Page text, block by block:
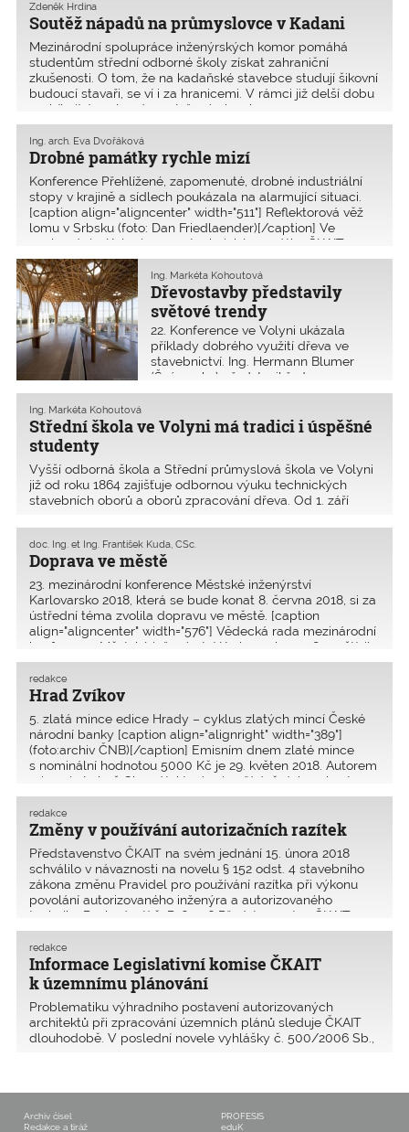
osob) a tři prezentace firem, kterých
se celkem účastnilo 382 osob.
Soutěž nápadů na průmyslovce v Kadani
Zdeněk Hrdina
Mezinárodní spolupráce inženýrských komor pomáhá
studentům střední odborné školy získat zahraniční
zkušenosti. O tom, že na kadaňské stavebce studují šikovní
budoucí stavaři, se ví i za hranicemi. V rámci již delší dobu
probíhající spolupráce s Inženýrskou ko
Drobné památky rychle mizí
Ing. arch. Eva Dvořáková
Konference Přehlížené, zapomenuté, drobné industriální
stopy v krajině a sídlech poukázala na alarmující situaci.
[caption align="aligncenter" width="511"] Reflektorová věž
lomu v Srbsku (foto: Dan Friedlaender)[/caption] Ve
spolupráci s Kolegiem pro technické památky ČKAIT
Dřevostavby představily
světové trendy
Ing. Markéta Kohoutová
22. Konference ve Volyni ukázala
příklady dobrého využití dřeva ve
stavebnictví. Ing. Hermann Blumer
(Švýcarsko) představil řadu
netradičních dřevěných staveb, na
a statik společně s japonským
architektem Shigeru Banem
Střední škola ve Volyni má tradici i úspěšné
studenty
Ing. Markéta Kohoutová
Vyšší odborná škola a Střední průmyslová škola ve Volyni
již od roku 1864 zajišťuje odbornou výuku technických
stavebních oborů a oborů zpracování dřeva. Od 1. září
univerzity ve Zvolenu. V současné době �
Doprava ve městě
doc. Ing. et Ing. František Kuda, CSc.
23. mezinárodní konference Městské inženýrství
Karlovarsko 2018, která se bude konat 8. června 2018, si za
ústřední téma zvolila dopravu ve městě. [caption
align="aligncenter" width="576"] Vědecká rada mezinárodní
konference Městské inženýrství Karlovarsko 2018 navštívila
Hrad Zvíkov
redakce
5. zlatá mince edice Hrady – cyklus zlatých mincí České
národní banky [caption align="alignright" width="389"]
(foto:archiv ČNB)[/caption] Emisním dnem zlaté mince
s nominální hodnotou 5000 Kč je 29. květen 2018. Autorem
mince je Luboš Charvát, který mimořádně dokonale zt
Změny v používání autorizačních razítek
redakce
Představenstvo ČKAIT na svém jednání 15. února 2018
schválilo v návaznosti na novelu § 152 odst. 4 stavebního
zákona změnu Pravidel pro používání razítka při výkonu
povolání autorizovaného inženýra a autorizovaného
technika Rozhodnutí č. R1601-6 Představenstva ČKAIT
Informace Legislativní komise ČKAIT
k územnímu plánování
redakce
Problematiku výhradního postavení autorizovaných
architektů při zpracování územních plánů sleduje ČKAIT
dlouhodobě. V poslední novele vyhlášky č. 500/2006 Sb.,
Archiv čísel
Redakce a tiráž
PROFESIS
eduK